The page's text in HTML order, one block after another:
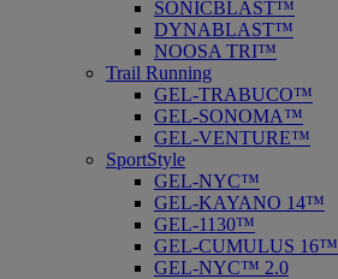
SONICBLAST™
DYNABLAST™
NOOSA TRI™
Trail Running
GEL-TRABUCO™
GEL-SONOMA™
GEL-VENTURE™
SportStyle
GEL-NYC™
GEL-KAYANO 14™
GEL-1130™
GEL-CUMULUS 16™
GEL-NYC™ 2.0